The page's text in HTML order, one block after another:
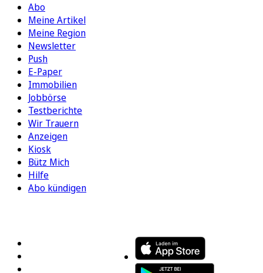
Abo
Meine Artikel
Meine Region
Newsletter
Push
E-Paper
Immobilien
Jobbörse
Testberichte
Wir Trauern
Anzeigen
Kiosk
Bütz Mich
Hilfe
Abo kündigen